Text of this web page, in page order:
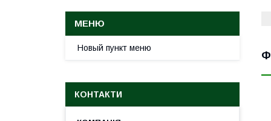
Новый пункт меню
КОНТАКТИ